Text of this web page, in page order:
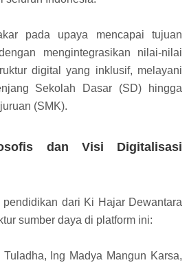
pada upaya mencapai tujuan
mengintegrasikan nilai-nilai
digital yang inklusif, melayani
Sekolah Dasar (SD) hingga
(SMK).
dan Visi Digitalisasi
dari Ki Hajar Dewantara
sumber daya di platform ini:
Ing Madya Mangun Karsa,